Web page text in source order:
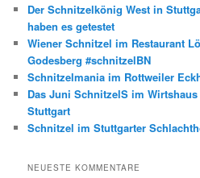
n
Der Schnitzelkönig West in
haben es getestet
Wiener Schnitzel im Restaurant
Godesberg #schnitzelBN
Schnitzelmania im Rottweiler
Das Juni SchnitzelS im
Stuttgart
Schnitzel im Stuttgarter
NEUESTE KOMMENTARE